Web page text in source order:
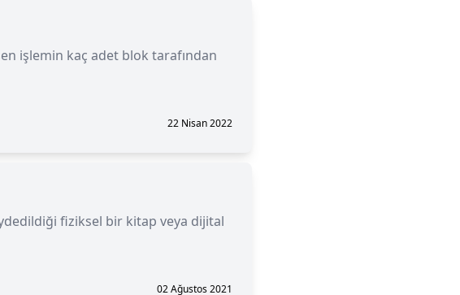
işlemin kaç adet blok tarafından
22 Nisan 2022
fiziksel bir kitap veya dijital
02 Ağustos 2021